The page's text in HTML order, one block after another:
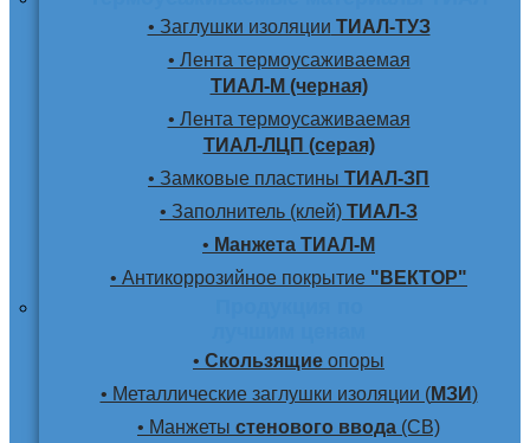
• Заглушки изоляции ТИАЛ-ТУЗ
• Лента термоусаживаемая
ТИАЛ-М (черная)
• Лента термоусаживаемая
ТИАЛ-ЛЦП (серая)
• Замковые пластины ТИАЛ-ЗП
• Заполнитель (клей) ТИАЛ-З
• Манжета ТИАЛ-М
• Антикоррозийное покрытие "ВЕКТОР"
• Скользящие опоры
• Металлические заглушки изоляции (МЗИ)
• Манжеты стенового ввода (СВ)